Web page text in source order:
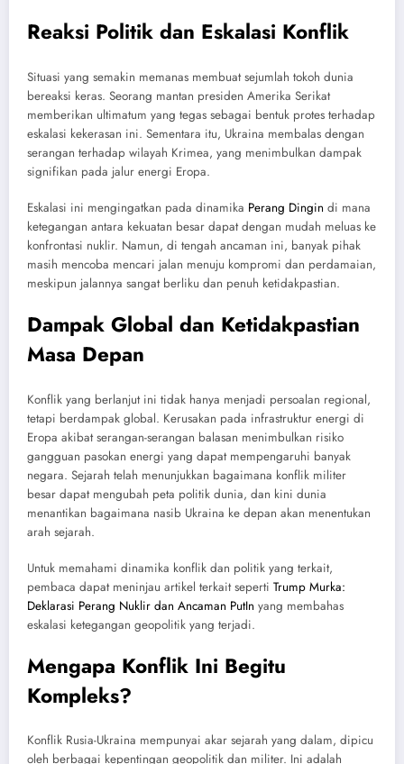
Reaksi Politik dan Eskalasi Konflik
Situasi yang semakin memanas membuat sejumlah tokoh dunia
bereaksi keras. Seorang mantan presiden Amerika Serikat
memberikan ultimatum yang tegas sebagai bentuk protes terhadap
eskalasi kekerasan ini. Sementara itu, Ukraina membalas dengan
serangan terhadap wilayah Krimea, yang menimbulkan dampak
signifikan pada jalur energi Eropa.
Eskalasi ini mengingatkan pada dinamika Perang Dingin di mana
ketegangan antara kekuatan besar dapat dengan mudah meluas ke
konfrontasi nuklir. Namun, di tengah ancaman ini, banyak pihak
masih mencoba mencari jalan menuju kompromi dan perdamaian,
meskipun jalannya sangat berliku dan penuh ketidakpastian.
Dampak Global dan Ketidakpastian
Masa Depan
Konflik yang berlanjut ini tidak hanya menjadi persoalan regional,
tetapi berdampak global. Kerusakan pada infrastruktur energi di
Eropa akibat serangan-serangan balasan menimbulkan risiko
gangguan pasokan energi yang dapat mempengaruhi banyak
negara. Sejarah telah menunjukkan bagaimana konflik militer
besar dapat mengubah peta politik dunia, dan kini dunia
menantikan bagaimana nasib Ukraina ke depan akan menentukan
arah sejarah.
Untuk memahami dinamika konflik dan politik yang terkait,
pembaca dapat meninjau artikel terkait seperti Trump Murka:
Deklarasi Perang Nuklir dan Ancaman PutIn yang membahas
eskalasi ketegangan geopolitik yang terjadi.
Mengapa Konflik Ini Begitu
Kompleks?
Konflik Rusia-Ukraina mempunyai akar sejarah yang dalam, dipicu
oleh berbagai kepentingan geopolitik dan militer. Ini adalah